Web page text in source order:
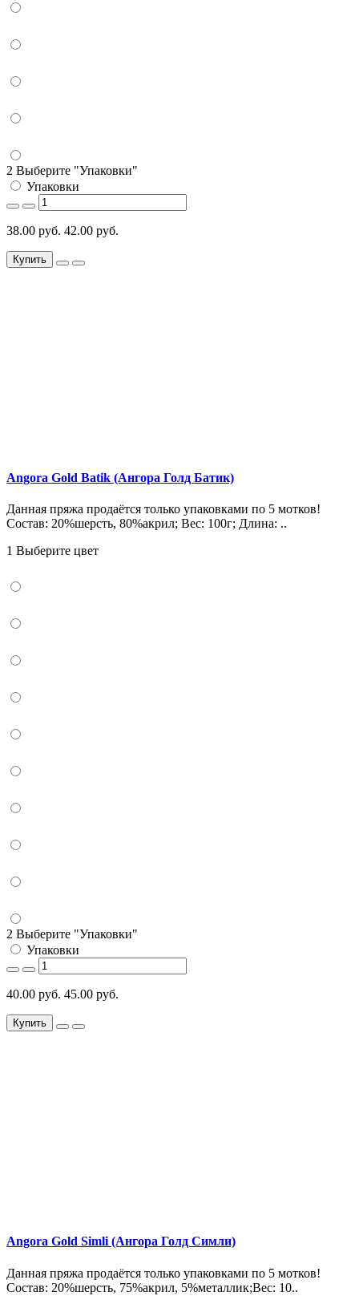
2 Выберите "Упаковки"
Упаковки
38.00 руб. 42.00 руб.
Купить
Angora Gold Batik (Ангора Голд Батик)
Данная пряжа продаётся только упаковками по 5 мотков!
Состав: 20%шерсть, 80%акрил; Вес: 100г; Длина: ..
1 Выберите цвет
2 Выберите "Упаковки"
Упаковки
40.00 руб. 45.00 руб.
Купить
Angora Gold Simli (Ангора Голд Симли)
Данная пряжа продаётся только упаковками по 5 мотков!
Состав: 20%шерсть, 75%акрил, 5%металлик;Вес: 10..